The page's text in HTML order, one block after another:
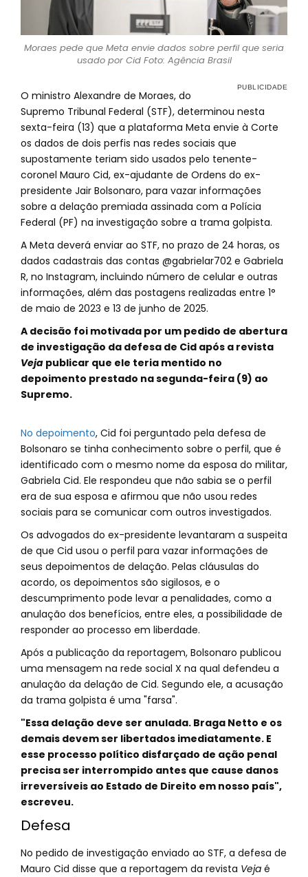
Moraes pede que Meta envie dados sobre perfil que seria
usado por Cid Foto: Agência Brasil
O ministro Alexandre de Moraes, do
Supremo Tribunal Federal (STF), determinou nesta
sexta-feira (13) que a plataforma Meta envie à Corte
os dados de dois perfis nas redes sociais que
supostamente teriam sido usados pelo tenente-
coronel Mauro Cid, ex-ajudante de Ordens do ex-
presidente Jair Bolsonaro, para vazar informações
sobre a delação premiada assinada com a Polícia
Federal (PF) na investigação sobre a trama golpista.
A Meta deverá enviar ao STF, no prazo de 24 horas, os
dados cadastrais das contas @gabrielar702 e Gabriela
R, no Instagram, incluindo número de celular e outras
informações, além das postagens realizadas entre 1°
de maio de 2023 e 13 de junho de 2025.
A decisão foi motivada por um pedido de abertura
de investigação da defesa de Cid após a revista
Veja publicar que ele teria mentido no
depoimento prestado na segunda-feira (9) ao
Supremo.
No depoimento, Cid foi perguntado pela defesa de
Bolsonaro se tinha conhecimento sobre o perfil, que é
identificado com o mesmo nome da esposa do militar,
Gabriela Cid. Ele respondeu que não sabia se o perfil
era de sua esposa e afirmou que não usou redes
sociais para se comunicar com outros investigados.
Os advogados do ex-presidente levantaram a suspeita
de que Cid usou o perfil para vazar informações de
seus depoimentos de delação. Pelas cláusulas do
acordo, os depoimentos são sigilosos, e o
descumprimento pode levar a penalidades, como a
anulação dos benefícios, entre eles, a possibilidade de
responder ao processo em liberdade.
Após a publicação da reportagem, Bolsonaro publicou
uma mensagem na rede social X na qual defendeu a
anulação da delação de Cid. Segundo ele, a acusação
da trama golpista é uma "farsa".
"Essa delação deve ser anulada. Braga Netto e os
demais devem ser libertados imediatamente. E
esse processo político disfarçado de ação penal
precisa ser interrompido antes que cause danos
irreversíveis ao Estado de Direito em nosso país",
escreveu.
Defesa
No pedido de investigação enviado ao STF, a defesa de
Mauro Cid disse que a reportagem da revista Veja é